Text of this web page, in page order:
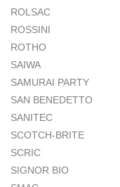
ROLSAC
ROSSINI
ROTHO
SAIWA
SAMURAI PARTY
SAN BENEDETTO
SANITEC
SCOTCH-BRITE
SCRIC
SIGNOR BIO